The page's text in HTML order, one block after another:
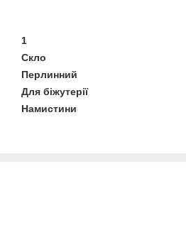
1
Скло
Перлинний
Для біжутерії
Намистини